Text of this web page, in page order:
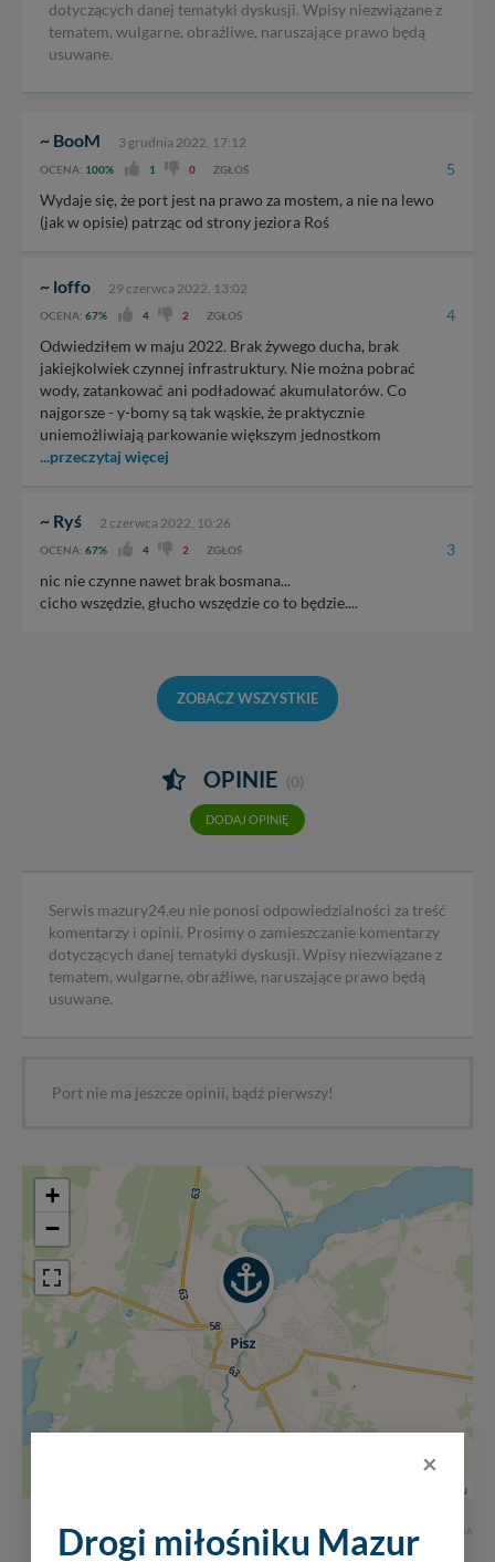
dotyczących danej tematyki dyskusji. Wpisy niezwiązane z
tematem, wulgarne, obraźliwe, naruszające prawo będą
usuwane.
~ BooM 3 grudnia 2022, 17:12
OCENA: 100% 1 0 ZGŁOŚ 5
Wydaje się, że port jest na prawo za mostem, a nie na lewo
(jak w opisie) patrząc od strony jeziora Roś
~ loffo 29 czerwca 2022, 13:02
OCENA: 67% 4 2 ZGŁOŚ 4
Odwiedziłem w maju 2022. Brak żywego ducha, brak
jakiejkolwiek czynnej infrastruktury. Nie można pobrać
wody, zatankować ani podładować akumulatorów. Co
najgorsze - y-bomy są tak wąskie, że praktycznie
uniemożliwiają parkowanie większym jednostkom
...przeczytaj więcej
~ Ryś 2 czerwca 2022, 10:26
OCENA: 67% 4 2 ZGŁOŚ 3
nic nie czynne nawet brak bosmana...
cicho wszędzie, głucho wszędzie co to będzie....
ZOBACZ WSZYSTKIE
OPINIE (0)
DODAJ OPINIĘ
Serwis mazury24.eu nie ponosi odpowiedzialności za treść
komentarzy i opinii. Prosimy o zamieszczanie komentarzy
dotyczących danej tematyki dyskusji. Wpisy niezwiązane z
tematem, wulgarne, obraźliwe, naruszające prawo będą
usuwane.
Port nie ma jeszcze opinii, bądź pierwszy!
+
−
Mazury24.eu
REKLAMA
×
Drogi miłośniku Mazur